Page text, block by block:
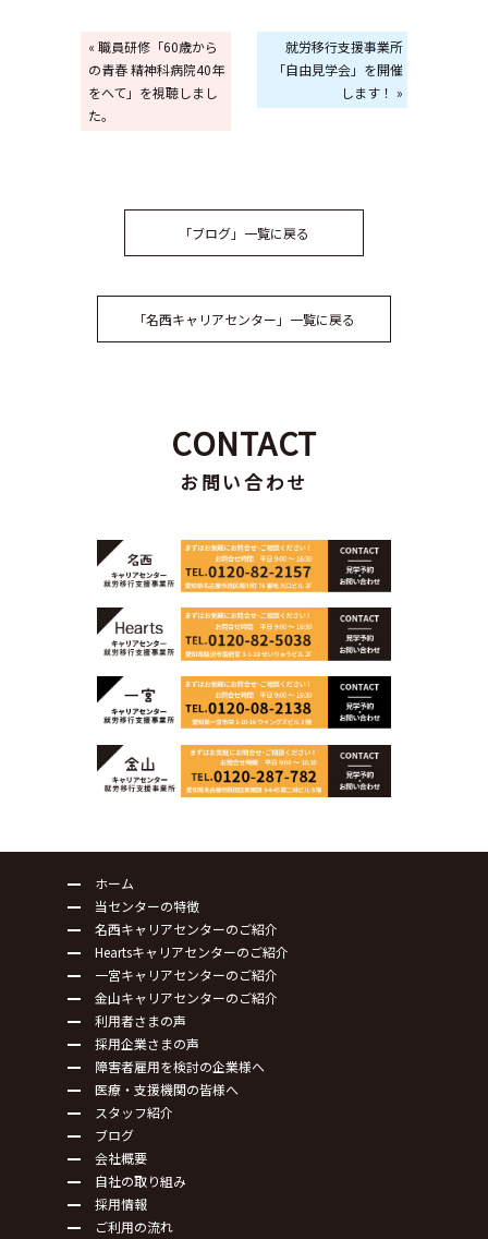
« 職員研修「60歳から
の青春 精神科病院40年
をへて」を視聴しまし
た。
就労移行支援事業所
「自由見学会」を開催
します！ »
「ブログ」一覧に戻る
「名西キャリアセンター」一覧に戻る
CONTACT
お問い合わせ
ホーム
当センターの特徴
名西キャリアセンターのご紹介
Heartsキャリアセンターのご紹介
一宮キャリアセンターのご紹介
金山キャリアセンターのご紹介
利用者さまの声
採用企業さまの声
障害者雇用を検討の企業様へ
医療・支援機関の皆様へ
スタッフ紹介
ブログ
会社概要
自社の取り組み
採用情報
ご利用の流れ